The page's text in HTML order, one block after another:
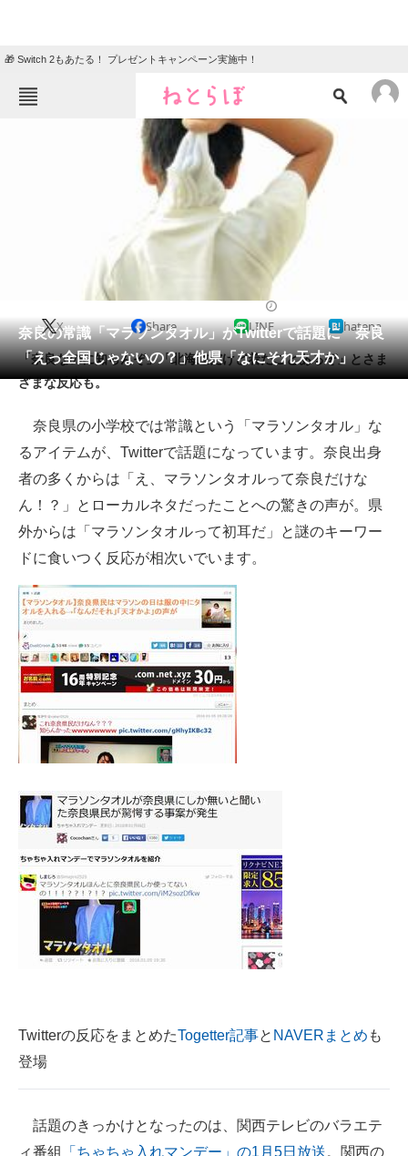
🎁 Switch 2もあたる！ プレゼントキャンペーン実施中！
ニュース
クイズ
地域
教育・育児
会員記事
メディア
ITの今と未来を見通す
スマホと通信の最新トレンド
進化するPCとデバイスの未来
好きが集まる 比べて選べる
ビジネスと働き方のヒント
AI活用のいまが分かる
企業ITのトレンドを詳説
経営リーダーのコミュニティ
マーケ×ITの今がよく分かる
ITエンジニア向け専門サイト
企業向けIT製品の総合サイト
IT製品の技術・比較・事例
製造業のIT導入・活用を支援
モノづくり技術者専門サイト
電子設計の基本と応用
ちょっと気になるネットの話題
奈良の常識「マラソンタオル」がTwitterで話題に 奈良
「えっ全国じゃないの？」他県「なにそれ天才か」
X Share LINE hatena
「奈良なのに知らんぞ」「北海道だけど着たことあるぞ」とさま
ざまな反応も。
奈良県の小学校では常識という「マラソンタオル」な
るアイテムが、Twitterで話題になっています。奈良出身
者の多くからは「え、マラソンタオルって奈良だけな
ん！？」とローカルネタだったことへの驚きの声が。県
外からは「マラソンタオルって初耳だ」と謎のキーワー
ドに食いつく反応が相次いでいます。
Twitterの反応をまとめたTogetter記事と NAVERまとめ も
登場
話題のきっかけとなったのは、関西テレビのバラエテ
ィ番組
「ちゃちゃ入れマンデー」の1月5日放送。関西の